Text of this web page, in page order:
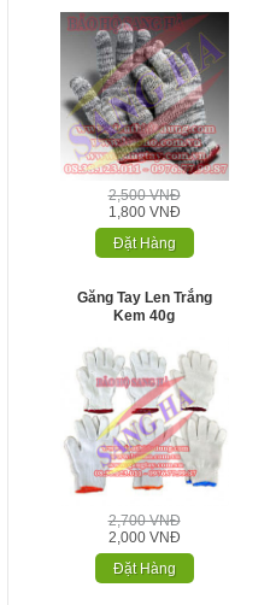
2,500 VNĐ
1,800 VNĐ
Đặt Hàng
Găng Tay Len Trắng
Kem 40g
2,700 VNĐ
2,000 VNĐ
Đặt Hàng